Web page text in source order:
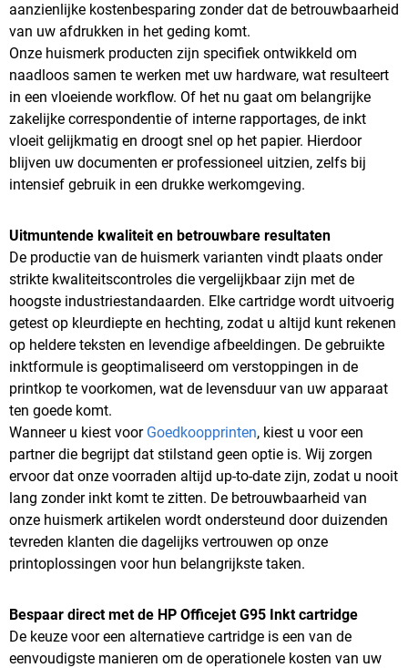
aanzienlijke kostenbesparing zonder dat de betrouwbaarheid
van uw afdrukken in het geding komt.
Onze huismerk producten zijn specifiek ontwikkeld om
naadloos samen te werken met uw hardware, wat resulteert
in een vloeiende workflow. Of het nu gaat om belangrijke
zakelijke correspondentie of interne rapportages, de inkt
vloeit gelijkmatig en droogt snel op het papier. Hierdoor
blijven uw documenten er professioneel uitzien, zelfs bij
intensief gebruik in een drukke werkomgeving.
Uitmuntende kwaliteit en betrouwbare resultaten
De productie van de huismerk varianten vindt plaats onder
strikte kwaliteitscontroles die vergelijkbaar zijn met de
hoogste industriestandaarden. Elke cartridge wordt uitvoerig
getest op kleurdiepte en hechting, zodat u altijd kunt rekenen
op heldere teksten en levendige afbeeldingen. De gebruikte
inktformule is geoptimaliseerd om verstoppingen in de
printkop te voorkomen, wat de levensduur van uw apparaat
ten goede komt.
Wanneer u kiest voor Goedkoopprinten, kiest u voor een
partner die begrijpt dat stilstand geen optie is. Wij zorgen
ervoor dat onze voorraden altijd up-to-date zijn, zodat u nooit
lang zonder inkt komt te zitten. De betrouwbaarheid van
onze huismerk artikelen wordt ondersteund door duizenden
tevreden klanten die dagelijks vertrouwen op onze
printoplossingen voor hun belangrijkste taken.
Bespaar direct met de HP Officejet G95 Inkt cartridge
De keuze voor een alternatieve cartridge is een van de
eenvoudigste manieren om de operationele kosten van uw